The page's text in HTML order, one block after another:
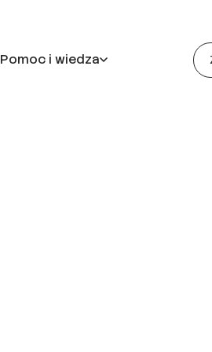
Pomoc i wiedza